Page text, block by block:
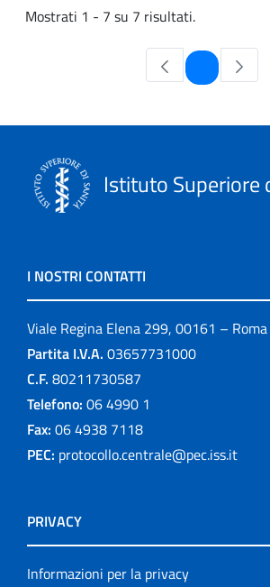
Mostrati 1 - 7 su 7 risultati.
Pagina
Istituto Superiore
I NOSTRI CONTATTI
Viale Regina Elena 299, 00161 – Roma
Partita I.V.A. 03657731000
C.F. 80211730587
Telefono: 06 4990 1
Fax: 06 4938 7118
PEC: protocollo.centrale@pec.iss.it
PRIVACY
Informazioni per la privacy